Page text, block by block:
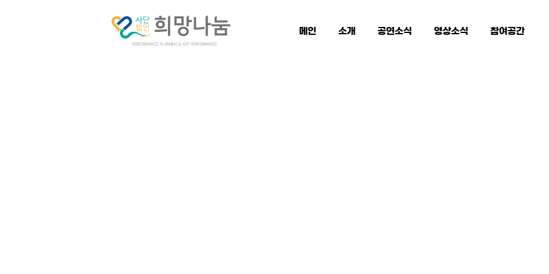
메인 소개 공연소식 영상소식 참여공간